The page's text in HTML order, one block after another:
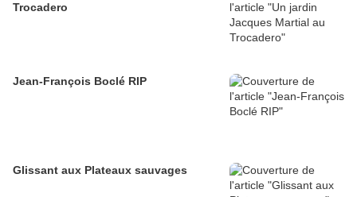
Trocadero
Jean-François Boclé RIP
Glissant aux Plateaux sauvages